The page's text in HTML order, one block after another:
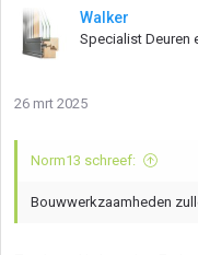
Walker
Specialist Deuren
26 mrt 2025
Norm13 schreef:
Bouwwerkzaamheden